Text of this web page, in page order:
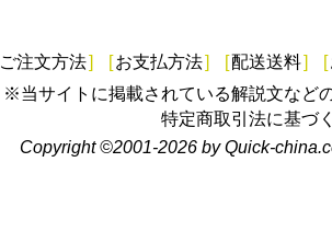
ご注文方法] [お支払方法] [配送送料] [
※当サイトに掲載されている解説文など
特定商取引法に基づ
Copyright ©2001-2026 by Quick-